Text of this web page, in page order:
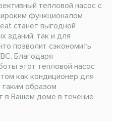
тепловой насос с
функционалом
станет выгодной
зданий, так и для
позволит сэкономить
Благодаря
этот тепловой насос
как кондиционер для
образом
в Вашем доме в течение